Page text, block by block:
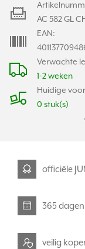
Verwachte
1-2 weken
Huidige
0 stuk(s)
AC 582 GL
EAN:
officiële
365
veilig